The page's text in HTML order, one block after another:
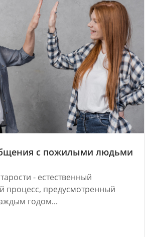
с пожилыми людьми
- естественный
процесс, предусмотренный
годом...